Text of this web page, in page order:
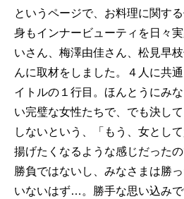
というページで、お料理に関す
身もインナービューティを日々
いさん、梅澤由佳さん、松見早
んに取材をしました。４人に共
イトルの１行目。ほんとうにみ
い完璧な女性たちで、でも決し
しないという、「もう、女とし
揚げたくなるような感じだった
勝負ではないし、みなさまは勝
いないはず…。勝手な思い込み